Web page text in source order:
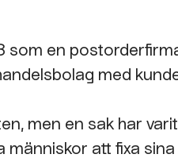
som en
med
men en sak har
människor att fixa